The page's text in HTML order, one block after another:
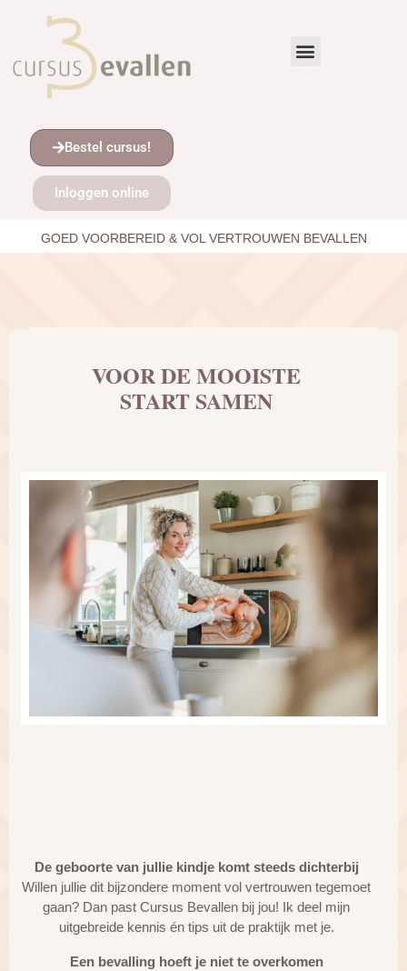
Bestel cursus!
Inloggen online
GOED VOORBEREID & VOL VERTROUWEN BEVALLEN
VOOR DE MOOISTE
START SAMEN
De geboorte van jullie kindje komt steedsdichterbij
Willen jullie dit bijzondere moment vol vertrouwen tegemoet
gaan? Dan past Cursus Bevallen bij jou! Ik deel mijn
uitgebreide kennis én tips uit de praktijk met je.
Een bevalling hoeft je niet te overkomen